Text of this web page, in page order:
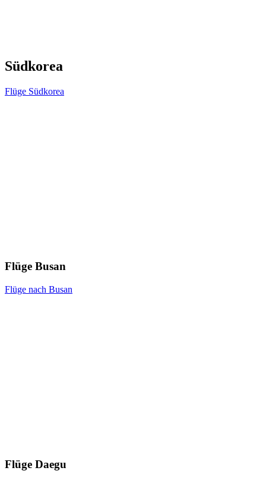
Südkorea
Flüge Südkorea
Flüge Busan
Flüge nach Busan
Flüge Daegu